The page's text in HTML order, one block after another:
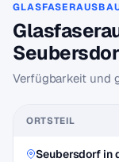
Verfügbarkeit und
ORTSTEIL
Seubersdorf in